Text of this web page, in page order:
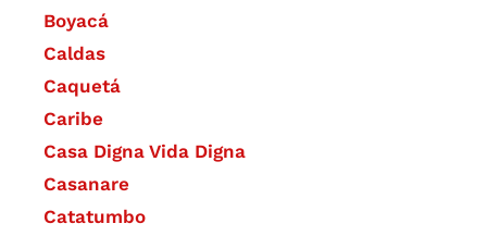
Boyacá
Caldas
Caquetá
Caribe
Casa Digna Vida Digna
Casanare
Catatumbo